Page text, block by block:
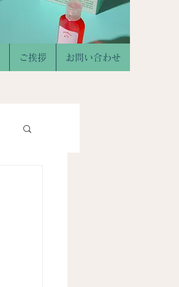
ご挨拶 お問い合わせ